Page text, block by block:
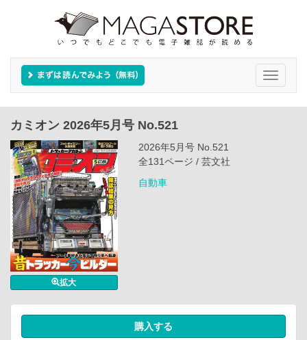
Toggle
カミオン 2026年5月号 No.521
拡大
2026年5月号 No.521
全131ページ / 芸文社
自動車
購入する